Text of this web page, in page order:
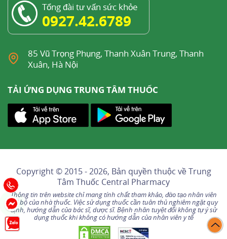
Tổng đài tư vấn sức khỏe
0927.42.6789
85 Vũ Trọng Phụng, Thanh Xuân Trung, Thanh
Xuân, Hà Nội
TẢI ỨNG DỤNG TRUNG TÂM THUỐC
Copyright © 2015 - 2026, Bản quyền thuộc vềTrung
Tâm Thuốc Central Pharmacy
Thông tin trên website chỉ mang tính chất tham khảo, đào tạo nhân viên
nội bộ của nhà thuốc. Việc sử dụng thuốc cần tuân thủ nghiêm ngặt quy
định, hướng dẫn của bác sĩ, dược sĩ. Bệnh nhân tuyệt đối không tự ý sử
dụng thuốc khi không có hướng dẫn của nhân viên y tế